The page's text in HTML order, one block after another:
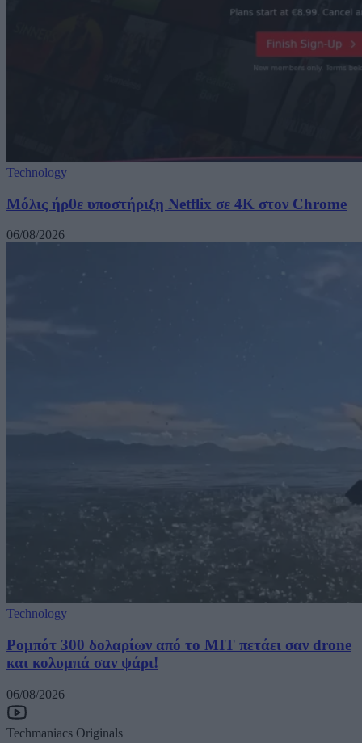
Technology
Μόλις ήρθε υποστήριξη Netflix σε 4K στον Chrome
06/08/2026
Technology
Ρομπότ 300 δολαρίων από το MIT πετάει σαν drone
και κολυμπά σαν ψάρι!
06/08/2026
Techmaniacs Originals